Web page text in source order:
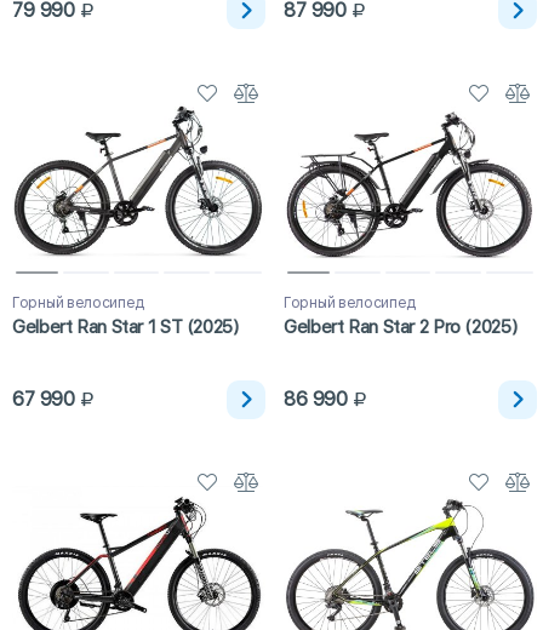
79 990 87 990
Горный велосипед
Gelbert Ran Star 1 ST (2025)
67 990
Горный велосипед
Gelbert Ran Star 2 Pro (2025)
86 990